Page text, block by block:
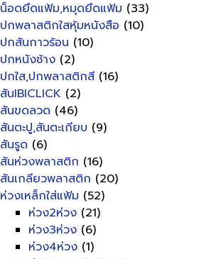
น็อดยึดแฟ้ม,หมุดยึดแฟ้ม (33)
ปกพลาสติกใสหุ้มหนังสือ (10)
ปกสันกาวร้อน (10)
ปกหนังช้าง (2)
ปกใส,ปกพลาสติกสี (16)
สันIBICLICK (2)
สันขดลวด (46)
สันตะปู,สันตะเกียบ (9)
สันรูด (6)
สันห่วงพลาสติก (16)
สันเกลียวพลาสติก (20)
ห่วงเหล็กใส่แฟ้ม (52)
ห่วง2ห่วง (21)
ห่วง3ห่วง (6)
ห่วง4ห่วง (1)